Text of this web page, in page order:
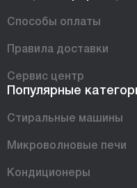
Способы оплаты
Правила доставки
Сервис центр
Популярные
Стиральные машины
Микроволновые печи
Кондиционеры